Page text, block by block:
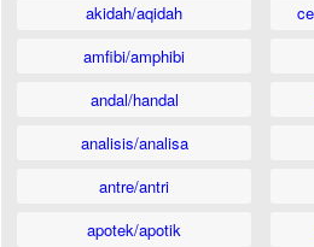
akidah/aqidah
amfibi/amphibi
andal/handal
analisis/analisa
antre/antri
apotek/apotik